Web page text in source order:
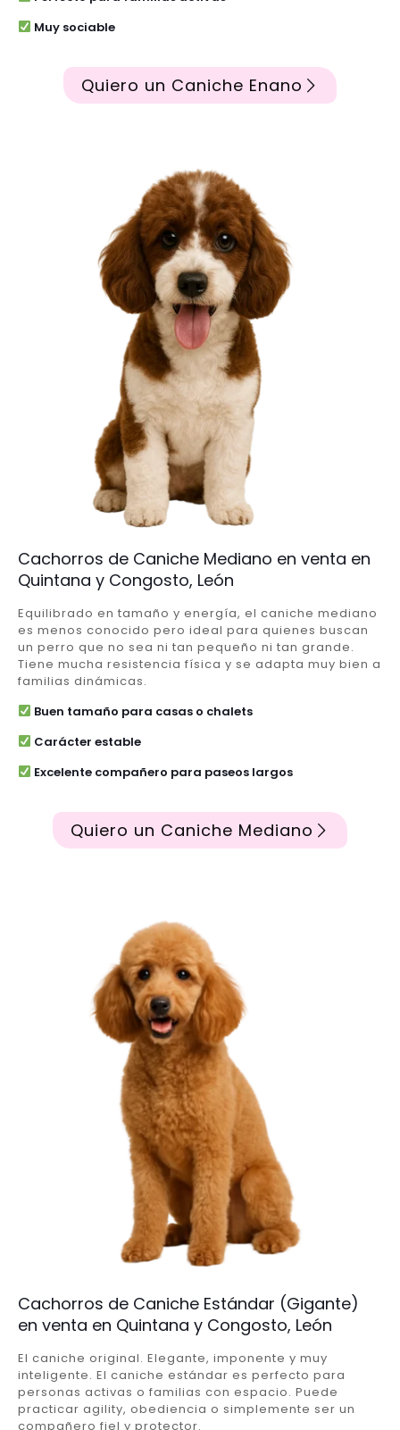
Muy sociable
Quiero un Caniche Enano
Cachorros de Caniche Mediano en venta en
Quintana y Congosto, León
Equilibrado en tamaño y energía, el caniche mediano
es menos conocido pero ideal para quienes buscan
un perro que no sea ni tan pequeño ni tan grande.
Tiene mucha resistencia física y se adapta muy bien a
familias dinámicas.
Buen tamaño para casas o chalets
Carácter estable
Excelente compañero para paseos largos
Quiero un Caniche Mediano
Cachorros de Caniche Estándar (Gigante)
en venta en Quintana y Congosto, León
El caniche original. Elegante, imponente y muy
inteligente. El caniche estándar es perfecto para
personas activas o familias con espacio. Puede
practicar agility, obediencia o simplemente ser un
compañero fiel y protector.